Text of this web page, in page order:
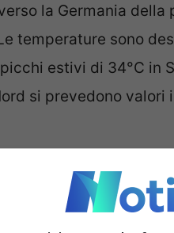
la Germania della
temperature sono
estivi di 34°C in
si prevedono valori
di una
mattino e